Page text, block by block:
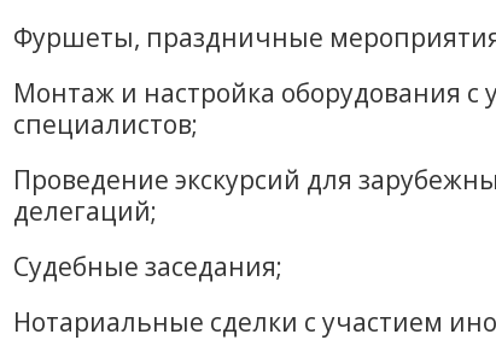
Фуршеты, праздничные
Монтаж и настройка оборудования с
специалистов;
Проведение экскурсий для
делегаций;
Судебные заседания;
Нотариальные сделки с участием